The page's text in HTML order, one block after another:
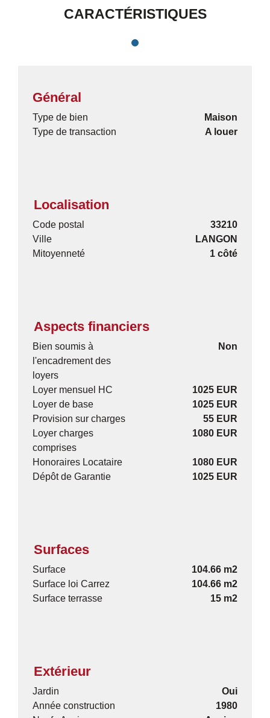
CARACTÉRISTIQUES
Général
Type de bien
Maison
Type de transaction
A louer
Localisation
Code postal
33210
Ville
LANGON
Mitoyenneté
1 côté
Aspects financiers
Bien soumis à
l'encadrement des
loyers
Non
Loyer mensuel HC
1025 EUR
Loyer de base
1025 EUR
Provision sur charges
55 EUR
Loyer charges
comprises
1080 EUR
Honoraires Locataire
1080 EUR
Dépôt de Garantie
1025 EUR
Surfaces
Surface
104.66 m2
Surface loi Carrez
104.66 m2
Surface terrasse
15 m2
Extérieur
Jardin
Oui
Année construction
1980